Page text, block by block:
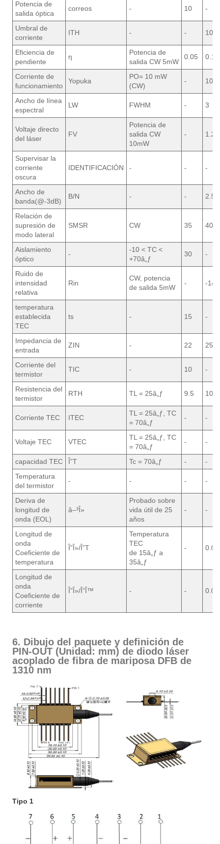
Potencia de
salida óptica
correos - 10 -
Umbral de
corriente
ITH - - 10
Eficiencia de
pendiente
ƞ
Potencia de
salida CW 5mW
0.05 0.11
Corriente de
funcionamiento
Yopuka
PO= 10 mW
(CW)
- 100
Ancho de línea
espectral
LW FWHM - 3
Voltaje directo
del láser
FV
Potencia de
salida CW
10mW
- 1.2
Supervisar la
corriente
oscura
IDENTIFICACIÓN - - -
Ancho de
banda(@-3dB)
B/N - - 2.5
Relación de
supresión de
modo lateral
SMSR CW 35 40
Aislamiento
óptico
-
-10 < TC <
+70â„ƒ
30 -
Ruido de
intensidad
relativa
Rin
CW, potencia
de salida 5mW
- -145
temperatura
establecida
TEC
ts - 15 -
Impedancia de
entrada
ZIN - 22 25
Corriente del
termistor
TIC - 10 -
Resistencia del
termistor
RTH TL = 25â„ƒ 9.5 10
Corriente TEC ITEC
TL = 25â„ƒ, TC
= 70â„ƒ
- -
Voltaje TEC VTEC
TL = 25â„ƒ, TC
= 70â„ƒ
- -
capacidad TEC Î”T Tc = 70â„ƒ -
-
Temperatura
del termistor
- - - -
Deriva de
longitud de
onda (EOL)
â–³Î»
Probado sobre
vida útil de 25
años
- -
Longitud de
onda
Coeficiente de
temperatura
Î”Î»/Î”T
Temperatura
TEC
de 15â„ƒ a
35â„ƒ
- 0.09
Longitud de
onda
Coeficiente de
corriente
Î”Î»/Î”Î™ - - 0.01
6. Dibujo del paquete y definición de
PIN-OUT (Unidad: mm) de diodo láser
acoplado de fibra de mariposa DFB de
1310 nm
Tipo 1